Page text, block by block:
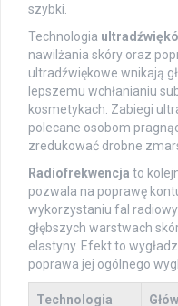
szybki.
Technologia
nawilżania skóry oraz
ultradźwiękowe wnikają
lepszemu wchłanianiu
kosmetykach. Zabiegi
polecane osobom
zredukować drobne
Radiofrekwencja to
pozwala na poprawę
wykorzystaniu fal
głębszych warstwach
elastyny. Efekt to
poprawa jej ogólnego
Technologia